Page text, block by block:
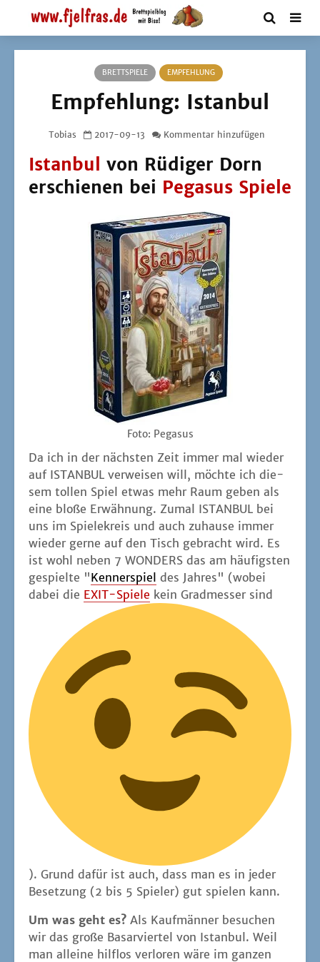
BRETTSPIELE EMPFEHLUNG
Empfehlung: Istanbul
Tobias 2017-09-13 Kommentar hinzufügen
Istanbul von Rüdiger Dorn
erschienen bei Pegasus Spiele
Foto: Pega­sus
Da ich in der nächs­ten Zeit immer mal wie­der
auf ISTANBUL ver­wei­sen will, möch­te ich die­
sem tol­len Spiel etwas mehr Raum geben als
eine blo­ße Erwäh­nung. Zumal ISTANBUL bei
uns im Spie­le­kreis und auch zuhau­se immer
wie­der ger­ne auf den Tisch gebracht wird. Es
ist wohl neben 7 WONDERS das am häu­figs­ten
gespiel­te "Ken­ner­spiel des Jah­res" (wobei
dabei die EXIT-Spie­le kein Grad­mes­ser sind
). Grund dafür ist auch, dass man es in jeder
Beset­zung (2 bis 5 Spie­ler) gut spie­len kann.
Um was geht es? Als Kauf­män­ner besu­chen
wir das gro­ße Basar­vier­tel von Istan­bul. Weil
man allei­ne hilf­los ver­lo­ren wäre im gan­zen